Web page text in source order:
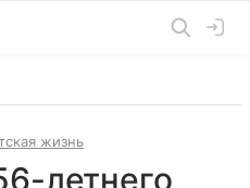
жизнь
летнего